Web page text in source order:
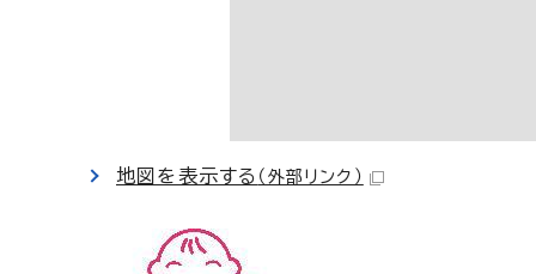
地図を表示する （外部リンク）